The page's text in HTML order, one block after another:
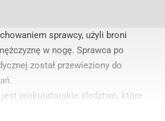
sprawcy, użyli broni
w nogę. Sprawca po
został przewieziony do
jest prokuratorskie śledztwo, które